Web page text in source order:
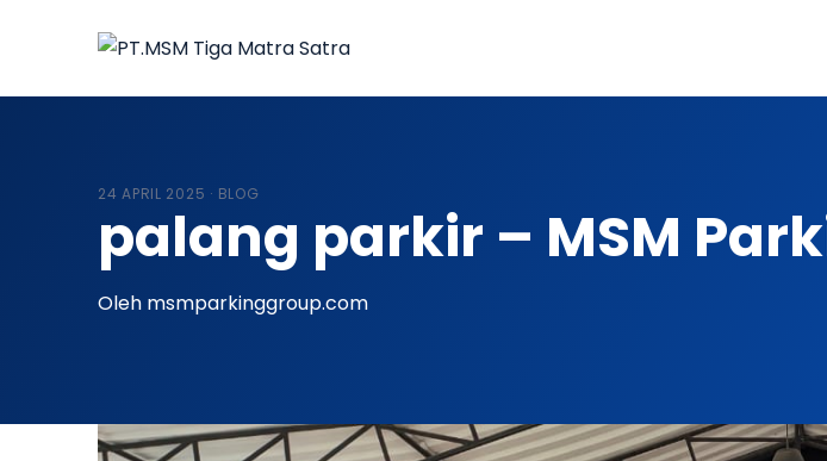
24 APRIL 2025 · BLOG
palang parkir – MSM
Oleh msmparkinggroup.com